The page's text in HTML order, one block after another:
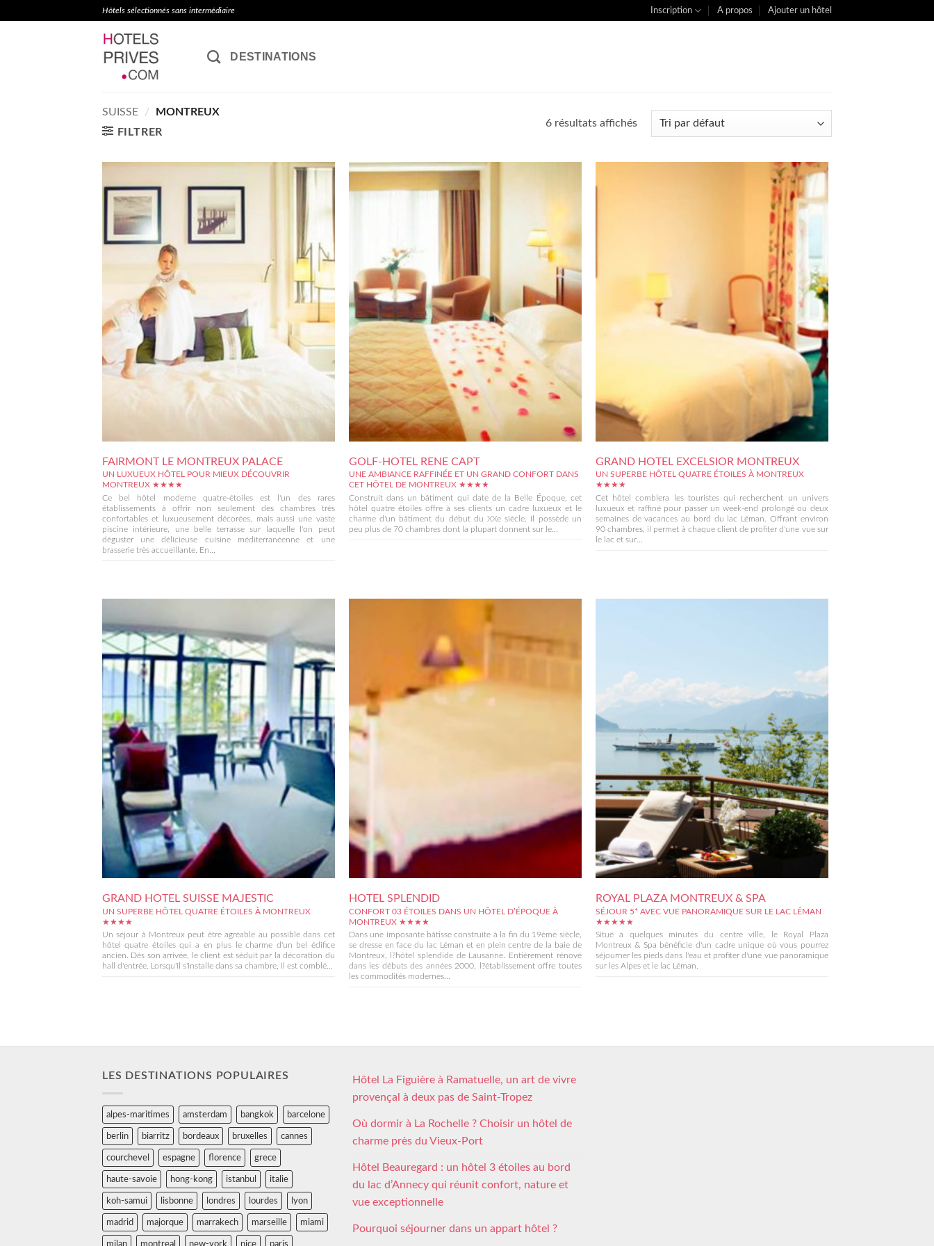
Hôtels sélectionnés sans intermédiaire Inscription A propos Ajouter un hôtel
DESTINATIONS
SUISSE /
MONTREUX
FILTRER
6 résultats affichés
FAIRMONT LE MONTREUX PALACE
UN LUXUEUX HÔTEL POUR MIEUX DÉCOUVRIR
MONTREUX ★★★★
Ce bel hôtel moderne quatre-étoiles est l'un des rares
établissements à offrir non seulement des chambres très
confortables et luxueusement décorées, mais aussi une vaste
piscine intérieure, une belle terrasse sur laquelle l'on peut
déguster une délicieuse cuisine méditerranéenne et une
brasserie très accueillante. En...
GOLF-HOTEL RENE CAPT
UNE AMBIANCE RAFFINÉE ET UN GRAND CONFORT DANS
CET HÔTEL DE MONTREUX ★★★★
Construit dans un bâtiment qui date de la Belle Époque, cet
hôtel quatre étoiles offre à ses clients un cadre luxueux et le
charme d'un bâtiment du début du XXe siècle. Il possède un
peu plus de 70 chambres dont la plupart donnent sur le...
GRAND HOTEL EXCELSIOR MONTREUX
UN SUPERBE HÔTEL QUATRE ÉTOILES À MONTREUX
★★★★
Cet hôtel comblera les touristes qui recherchent un univers
luxueux et raffiné pour passer un week-end prolongé ou deux
semaines de vacances au bord du lac Léman. Offrant environ
90 chambres, il permet à chaque client de profiter d'une vue sur
le lac et sur...
GRAND HOTEL SUISSE MAJESTIC
UN SUPERBE HÔTEL QUATRE ÉTOILES À MONTREUX
★★★★
Un séjour à Montreux peut être agréable au possible dans cet
hôtel quatre étoiles qui a en plus le charme d'un bel édifice
ancien. Dès son arrivée, le client est séduit par la décoration du
hall d'entrée. Lorsqu'il s'installe dans sa chambre, il est comblé...
HOTEL SPLENDID
CONFORT 03 ÉTOILES DANS UN HÔTEL D’ÉPOQUE À
MONTREUX ★★★★
Dans une imposante bâtisse construite à la fin du 19ème siècle,
se dresse en face du lac Léman et en plein centre de la baie de
Montreux, l?hôtel splendide de Lausanne. Entièrement rénové
dans les débuts des années 2000, l?établissement offre toutes
les commodités modernes...
ROYAL PLAZA MONTREUX & SPA
SÉJOUR 5* AVEC VUE PANORAMIQUE SUR LE LAC LÉMAN
★★★★★
Situé à quelques minutes du centre ville, le Royal Plaza
Montreux & Spa bénéficie d'un cadre unique où vous pourrez
séjourner les pieds dans l'eau et profiter d'une vue panoramique
sur les Alpes et le lac Léman.
LES DESTINATIONS POPULAIRES
alpes-maritimes amsterdam bangkok barcelone
berlin biarritz bordeaux bruxelles cannes
courchevel espagne florence grece
haute-savoie hong-kong istanbul italie
koh-samui lisbonne londres lourdes lyon
madrid majorque marrakech marseille miami
milan montreal new-york nice paris
Hôtel La Figuière à Ramatuelle, un art de vivre
provençal à deux pas de Saint-Tropez
Où dormir à La Rochelle ? Choisir un hôtel de
charme près du Vieux-Port
Hôtel Beauregard : un hôtel 3 étoiles au bord
du lac d’Annecy qui réunit confort, nature et
vue exceptionnelle
Pourquoi séjourner dans un appart hôtel ?